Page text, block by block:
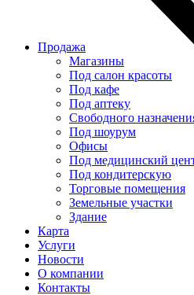
Продажа
Магазины
Под салон красоты
Под кафе
Под аптеку
Свободного
Под шоурум
Офисы
Под медицинский
Под кондитерскую
Торговые помещения
Земельные участки
Здание
Карта
Услуги
Новости
О компании
Контакты